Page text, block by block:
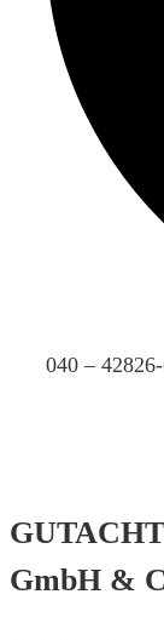
040 –
GmbH &